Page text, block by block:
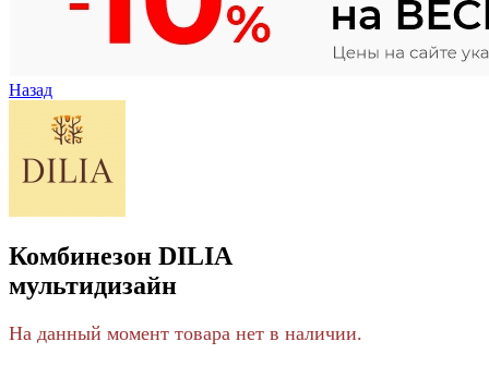
Назад
Комбинезон DILIA
мультидизайн
На данный момент товара нет в наличии.